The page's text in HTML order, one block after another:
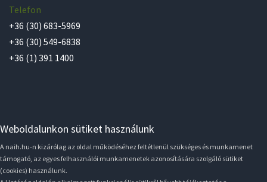
Telefon
+36 (30) 683-5969
+36 (30) 549-6838
+36 (1) 391 1400
Weboldalunkon sütiket használunk
A naih.hu-n kizárólag az oldal működéséhez feltétlenül szükséges és munkamenet
támogató, az egyes felhasználói munkamenetek azonosítására szolgáló sütiket
(cookies) használunk.